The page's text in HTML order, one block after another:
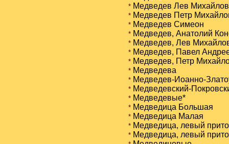
*Медведев Лев
*Медведев Петр
*Медведев Симеон
*Медведев, Анатолий
*Медведев, Лев
*Медведев, Павел
*Медведев, Петр
*Медведева
*Медведев-Иоанно-
*Медведевский-
*Медведевые*
*Медведица Большая
*Медведица Малая
*Медведица, левый
*Медведица, левый